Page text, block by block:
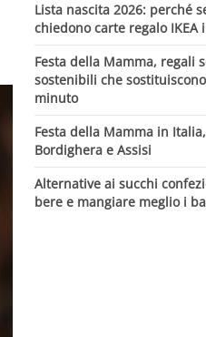
Lista nascita 2026: perché
chiedono carte regalo
Festa della Mamma, regali
sostenibili che
minuto
Festa della Mamma in
Bordighera e Assisi
Alternative ai succhi
bere e mangiare meglio i